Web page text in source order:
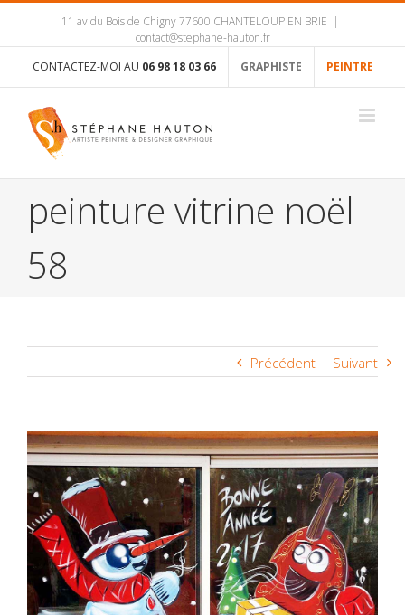
11 av du Bois de Chigny 77600 CHANTELOUP EN BRIE |
contact@stephane-hauton.fr
CONTACTEZ-MOI AU 06 98 18 03 66 GRAPHISTE PEINTRE
peinture vitrine noël
58
Précédent Suivant